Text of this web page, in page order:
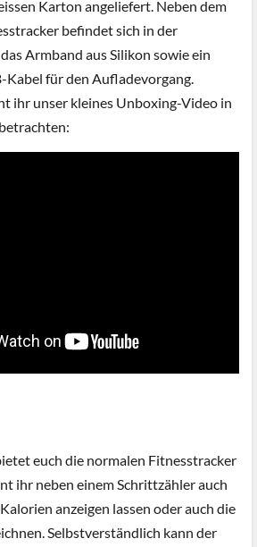
Karton angeliefert. Neben dem
befindet sich in der
Armband aus Silikon sowie ein
Kabel für den Aufladevorgang.
ihr unser kleines Unboxing-Video in
euch die normalen Fitnesstracker
ihr neben einem Schrittzähler auch
anzeigen lassen oder auch die
Selbstverständlich kann der